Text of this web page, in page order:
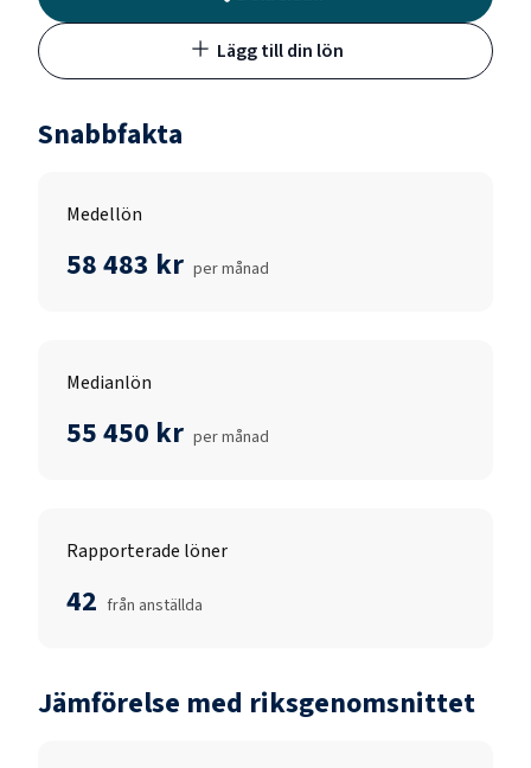
Lägg till din lön
Snabbfakta
Medellön
58 483 kr per månad
Medianlön
55 450 kr per månad
Rapporterade löner
42 från anställda
Jämförelse med riksgenomsnittet